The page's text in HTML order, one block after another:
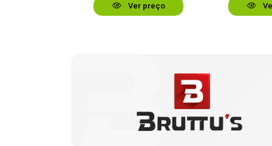
Ver preço